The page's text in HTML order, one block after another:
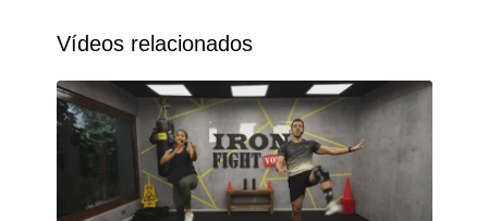
Vídeos relacionados